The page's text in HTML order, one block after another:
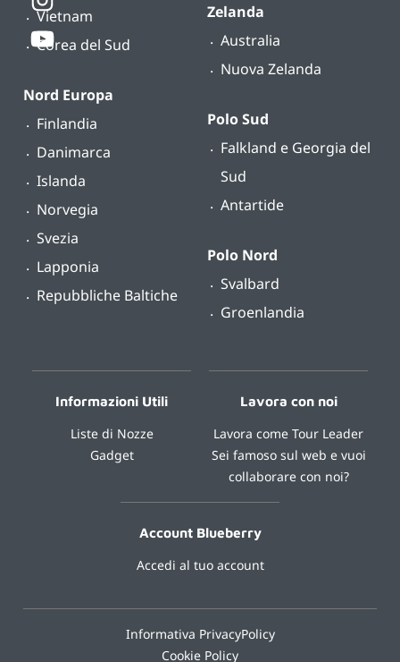
Vietnam
Corea del Sud
Nord Europa
Finlandia
Danimarca
Islanda
Norvegia
Svezia
Lapponia
Repubbliche Baltiche
Zelanda
Australia
Nuova Zelanda
Polo Sud
Falkland e Georgia del
Sud
Antartide
Polo Nord
Svalbard
Groenlandia
Informazioni Utili
Liste di Nozze
Gadget
Lavora con noi
Lavora come Tour Leader
Sei famoso sul web e vuoi
collaborare con noi?
Account Blueberry
Accedi al tuo account
Informativa PrivacyPolicy
Cookie Policy